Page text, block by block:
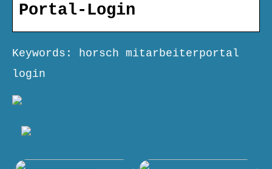
Portal-Login
Keywords: horsch mitarbeiterportal
login